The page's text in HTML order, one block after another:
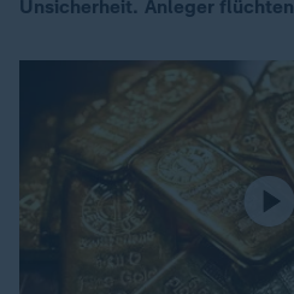
Unsicherheit. Anleger